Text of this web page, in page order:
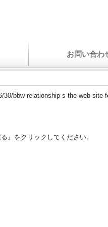
お問い合わ
bbw-relationship-s-the-web-site-
』をクリックしてください。